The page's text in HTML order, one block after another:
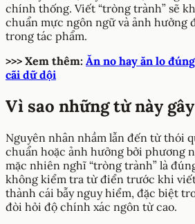
chính thống. Viết “tròng trành” sẽ
chuẩn mực ngôn ngữ và ảnh hưởng
trong tác phẩm.
>>> Xem thêm: Ăn no hay ăn lo
cãi dữ dội
Vì sao những từ này
Nguyên nhân nhầm lẫn đến từ thói
chuẩn hoặc ảnh hưởng bởi phương
mặc nhiên nghĩ “tròng trành” là
không kiểm tra từ điển trước khi
thành cái bẫy nguy hiểm, đặc biệt
đòi hỏi độ chính xác ngôn từ cao.